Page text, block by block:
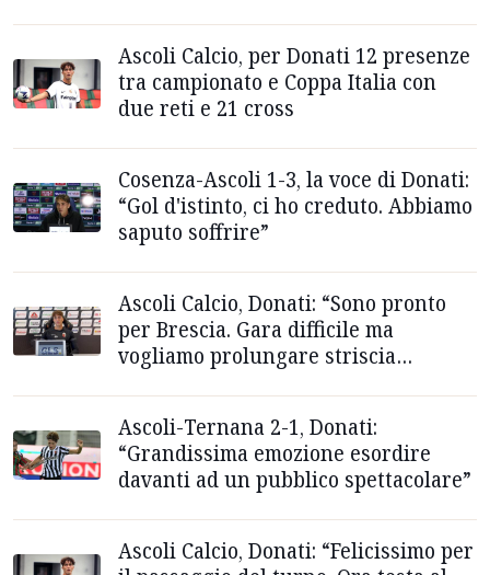
Ascoli Calcio, per Donati 12 presenze
tra campionato e Coppa Italia con
due reti e 21 cross
Cosenza-Ascoli 1-3, la voce di Donati:
“Gol d'istinto, ci ho creduto. Abbiamo
saputo soffrire”
Ascoli Calcio, Donati: “Sono pronto
per Brescia. Gara difficile ma
vogliamo prolungare striscia
Ascoli-Ternana 2-1, Donati:
“Grandissima emozione esordire
davanti ad un pubblico spettacolare”
Ascoli Calcio, Donati: “Felicissimo per